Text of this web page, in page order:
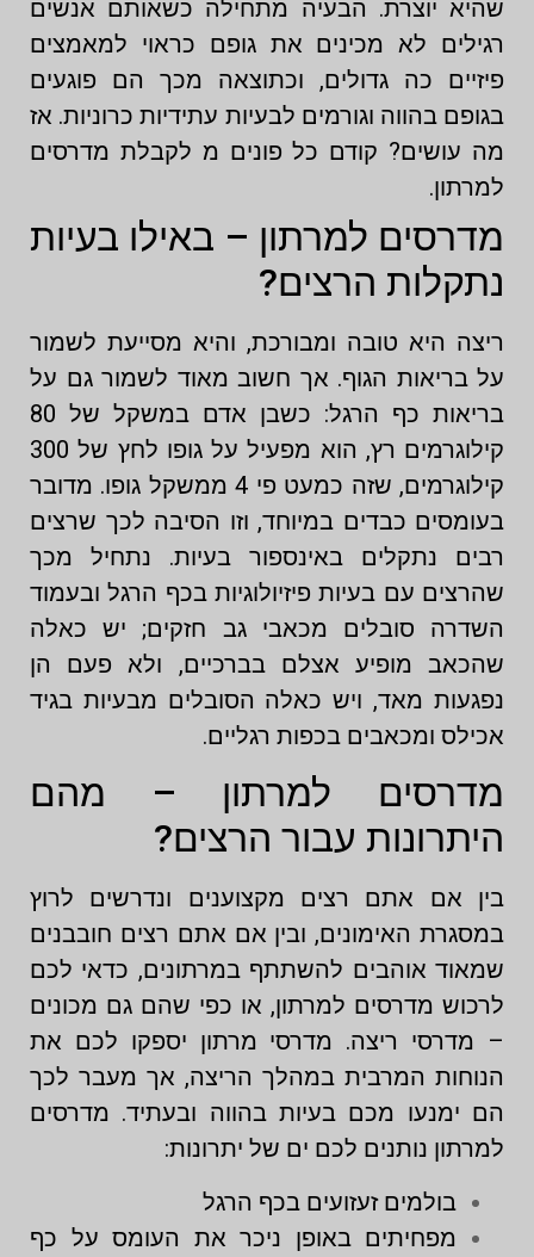
שהיא יוצרת. הבעיה מתחילה כשאותם אנשים
רגילים לא מכינים את גופם כראוי למאמצים
פיזיים כה גדולים, וכתוצאה מכך הם פוגעים
בגופם בהווה וגורמים לבעיות עתידיות כרוניות. אז
מה עושים? קודם כל פונים מ לקבלת מדרסים
למרתון.
מדרסים למרתון – באילו בעיות
נתקלות הרצים?
ריצה היא טובה ומבורכת, והיא מסייעת לשמור
על בריאות הגוף. אך חשוב מאוד לשמור גם על
בריאות כף הרגל: כשבן אדם במשקל של 80
קילוגרמים רץ, הוא מפעיל על גופו לחץ של 300
קילוגרמים, שזה כמעט פי 4 ממשקל גופו. מדובר
בעומסים כבדים במיוחד, וזו הסיבה לכך שרצים
רבים נתקלים באינספור בעיות. נתחיל מכך
שהרצים עם בעיות פיזיולוגיות בכף הרגל ובעמוד
השדרה סובלים מכאבי גב חזקים; יש כאלה
שהכאב מופיע אצלם בברכיים, ולא פעם הן
נפגעות מאד, ויש כאלה הסובלים מבעיות בגיד
אכילס ומכאבים בכפות רגליים.
מדרסים למרתון – מהם
היתרונות עבור הרצים?
בין אם אתם רצים מקצוענים ונדרשים לרוץ
במסגרת האימונים, ובין אם אתם רצים חובבנים
שמאוד אוהבים להשתתף במרתונים, כדאי לכם
לרכוש מדרסים למרתון, או כפי שהם גם מכונים
– מדרסי ריצה. מדרסי מרתון יספקו לכם את
הנוחות המרבית במהלך הריצה, אך מעבר לכך
הם ימנעו מכם בעיות בהווה ובעתיד. מדרסים
למרתון נותנים לכם ים של יתרונות:
בולמים זעזועים בכף הרגל
מפחיתים באופן ניכר את העומס על כף